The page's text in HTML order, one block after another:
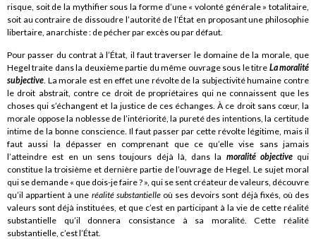
risque, soit de la mythifier sous la forme d’une « volonté générale » totalitaire,
soit au contraire de dissoudre l’autorité de l’État en proposant une philosophie
libertaire, anarchiste : de pécher par excès ou par défaut.
Pour passer du contrat à l’État, il faut traverser le domaine de la morale, que
Hegel traite dans la deuxième partie du même ouvrage sous le titre La moralité
subjective. La morale est en effet une révolte de la subjectivité humaine contre
le droit abstrait, contre ce droit de propriétaires qui ne connaissent que les
choses qui s’échangent et la justice de ces échanges. À ce droit sans cœur, la
morale oppose la noblesse de l’intériorité, la pureté des intentions, la certitude
intime de la bonne conscience. Il faut passer par cette révolte légitime, mais il
faut aussi la dépasser en comprenant que ce qu’elle vise sans jamais
l’atteindre est en un sens toujours déjà là, dans la moralité objectivequi
constitue la troisième et dernière partie de l’ouvrage de Hegel. Le sujet moral
qui se demande « que dois-je faire ? », qui se sent créateur de valeurs, découvre
qu’il appartient à une réalité substantielleoù ses devoirs sont déjà fixés, où des
valeurs sont déjà instituées, et que c’est en participant à la vie de cette réalité
substantielle qu’il donnera consistance à sa moralité. Cette réalité
substantielle, c’est l’État.